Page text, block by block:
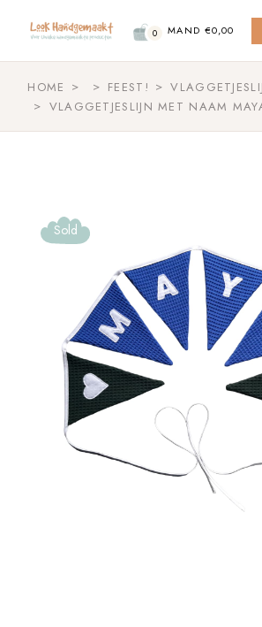
content
0 MAND €0,00
HOME FEEST!
VLAGGETJESLIJN MET NAAM
Sold